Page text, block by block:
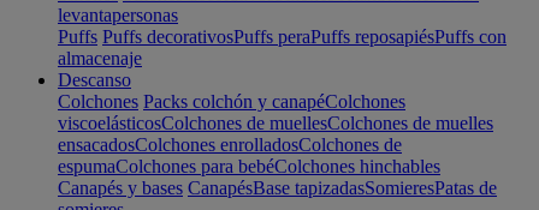
levantapersonas
Puffs Puffs decorativosPuffs peraPuffs reposapiésPuffs con
almacenaje
Descanso
Colchones Packs colchón y canapéColchones
viscoelásticosColchones de muellesColchones de muelles
ensacadosColchones enrolladosColchones de
espumaColchones para bebéColchones hinchables
Canapés y bases CanapésBase tapizadasSomieresPatas de